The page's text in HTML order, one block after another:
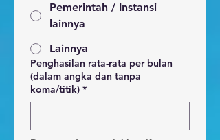
Pemerintah / Instansi
lainnya
Lainnya
Penghasilan rata-rata per bulan
(dalam angka dan tanpa
koma/titik) *